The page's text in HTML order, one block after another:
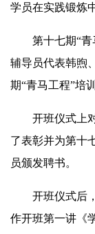
学员在实践锻炼
第十七期“
辅导员代表韩煦
期“青马工程”培
开班仪式上
了表彰并为第十
员颁发聘书。
开班仪式后
作开班第一讲《